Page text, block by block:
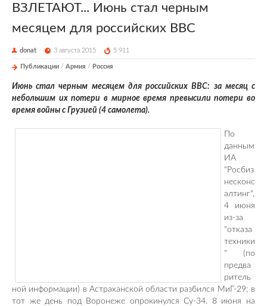
ВЗЛЕТАЮТ... Июнь стал черным
месяцем для российских ВВС
donat 3 августа 2015 5 911
Публикации / Армия / Россия
Июнь стал черным месяцем для российских ВВС: за месяц с
небольшим их потери в мирное время превысили потери во
время войны с Грузией (4 самолета).
По
данным
ИА
"Росбиз
несконс
алтинг",
4 июня
из-за
"отказа
техники
" (по
предва
ритель
ной информации) в Астраханской области разбился МиГ-29; в
тот же день под Воронеже опрокинулся Су-34. 8 июня на